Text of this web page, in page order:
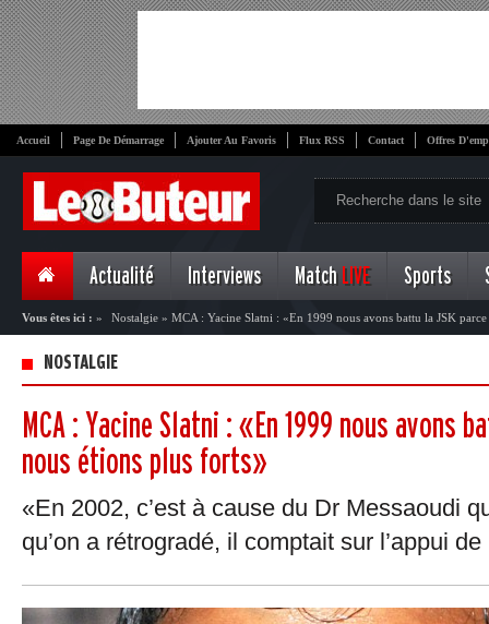
Accueil Page De Démarrage Ajouter Au Favoris Flux RSS Contact Offres
Actualité Interviews Match LIVE Sports
Vous êtes ici : » Nostalgie » MCA : Yacine Slatni : «En 1999 nous avons battu la JSK
NOSTALGIE
MCA : Yacine Slatni : «En 1999 nous avons
nous étions plus forts»
«En 2002, c’est à cause du Dr Messaoudi
qu’on a rétrogradé, il comptait sur l’appui